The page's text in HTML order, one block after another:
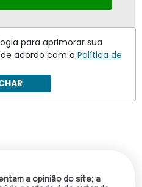
a opinião do site; a
para aprimorar sua
acordo com a Política de